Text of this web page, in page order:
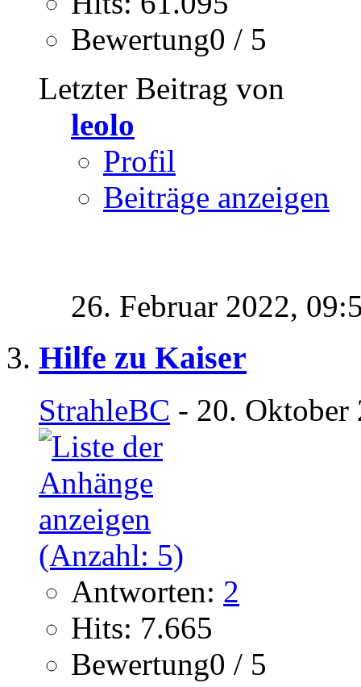
Bewertung0 / 5
Letzter Beitrag von
leolo
Profil
Beiträge anzeigen
26. Februar 2022,
Hilfe zu Kaiser
StrahleBC - 20. Oktober
Antworten: 2
Hits: 7.665
Bewertung0 / 5